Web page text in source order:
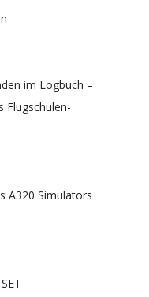
im Logbuch –
Flugschulen-
A320 Simulators